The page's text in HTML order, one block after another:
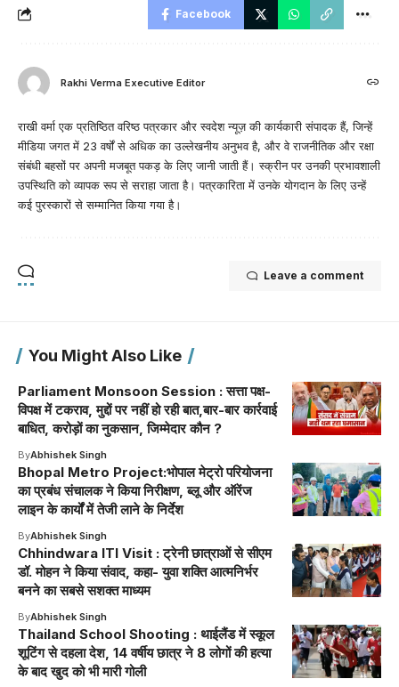
Facebook
Rakhi Verma Executive Editor
राखी वर्मा एक प्रतिष्ठित वरिष्ठ पत्रकार और स्वदेश न्यूज़ की कार्यकारी संपादक हैं, जिन्हें
मीडिया जगत में 23 वर्षों से अधिक का उल्लेखनीय अनुभव है, और वे राजनीतिक और रक्षा
संबंधी बहसों पर अपनी मजबूत पकड़ के लिए जानी जाती हैं। स्क्रीन पर उनकी प्रभावशाली
उपस्थिति को व्यापक रूप से सराहा जाता है। पत्रकारिता में उनके योगदान के लिए उन्हें
कई पुरस्कारों से सम्मानित किया गया है।
Leave a comment
You Might Also Like
Parliament Monsoon Session : सत्ता पक्ष-
विपक्ष में टकराव, मुद्दों पर नहीं हो रही बात,बार-बार कार्रवाई
बाधित, करोड़ों का नुकसान, जिम्मेदार कौन ?
ByAbhishek Singh
Bhopal Metro Project:भोपाल मेट्रो परियोजना
का प्रबंध संचालक ने किया निरीक्षण, ब्लू और ऑरेंज
लाइन के कार्यों में तेजी लाने के निर्देश
ByAbhishek Singh
Chhindwara ITI Visit : ट्रेनी छात्राओं से सीएम
डॉ. मोहन ने किया संवाद, कहा- युवा शक्ति आत्मनिर्भर
बनने का सबसे सशक्त माध्यम
ByAbhishek Singh
Thailand School Shooting : थाईलैंड में स्कूल
शूटिंग से दहला देश, 14 वर्षीय छात्र ने 8 लोगों की हत्या
के बाद खुद को भी मारी गोली